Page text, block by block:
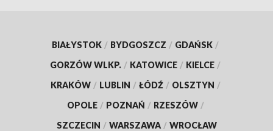
BIAŁYSTOK / BYDGOSZCZ / GDAŃSK /
GORZÓW WLKP. / KATOWICE / KIELCE /
KRAKÓW / LUBLIN / ŁÓDŹ / OLSZTYN /
OPOLE / POZNAŃ / RZESZÓW /
SZCZECIN / WARSZAWA / WROCŁAW